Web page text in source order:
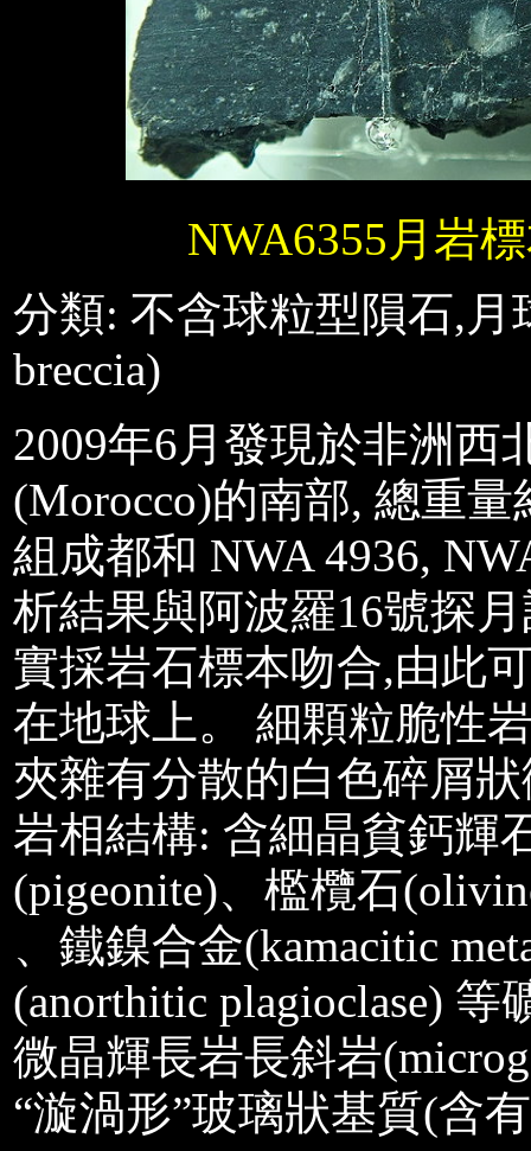
NWA6355 月岩
分類: 不含球粒型隕石, 月
breccia)
2009年6月發現於非洲西
(Morocco)的南部, 總重
組成都和 NWA 4936,
析結果與阿波羅16號探
實採岩石標本吻合,由此
在地球上。 細顆粒脆性
夾雜有分散的白色碎屑
岩相結構: 含細晶貧鈣輝
(pigeonite)、檻欖石
、鐵鎳合金(kamacitic
(anorthitic plagioclase)
微晶輝長岩長斜岩
“漩渦形”玻璃狀基質(含